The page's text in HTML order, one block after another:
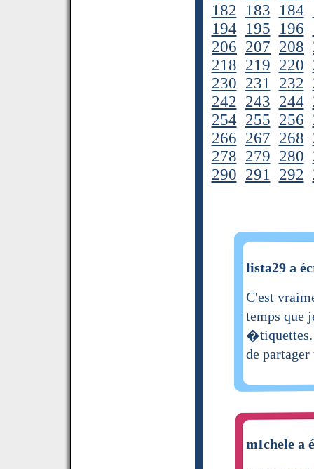
182 183 184
194 195 196
206 207 208
218 219 220
230 231 232
242 243 244
254 255 256
266 267 268
278 279 280
290 291 292
lista29 a
C'est
temps que
de
mIchele a